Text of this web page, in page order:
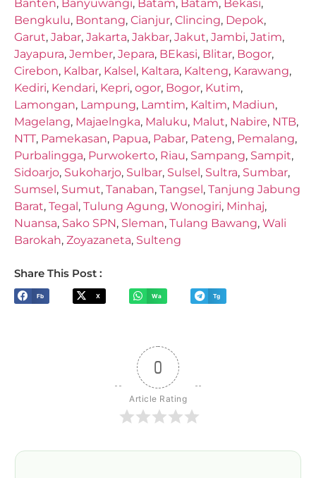
Banten, Banyuwangi, Batam, Batam, Bekasi,
Bengkulu, Bontang, Cianjur, Clincing, Depok,
Garut, Jabar, Jakarta, Jakbar, Jakut, Jambi, Jatim,
Jayapura, Jember, Jepara, BEkasi, Blitar, Bogor,
Cirebon, Kalbar, Kalsel, Kaltara, Kalteng, Karawang,
Kediri, Kendari, Kepri, ogor, Bogor, Kutim,
Lamongan, Lampung, Lamtim, Kaltim, Madiun,
Magelang, Majaelngka, Maluku, Malut, Nabire, NTB,
NTT, Pamekasan, Papua, Pabar, Pateng, Pemalang,
Purbalingga, Purwokerto, Riau, Sampang, Sampit,
Sidoarjo, Sukoharjo, Sulbar, Sulsel, Sultra, Sumbar,
Sumsel, Sumut, Tanaban, Tangsel, Tanjung Jabung
Barat, Tegal, Tulung Agung, Wonogiri, Minhaj,
Nuansa, Sako SPN, Sleman, Tulang Bawang, Wali
Barokah, Zoyazaneta, Sulteng
Share This Post :
Fb X Wa Tg
0
Article Rating